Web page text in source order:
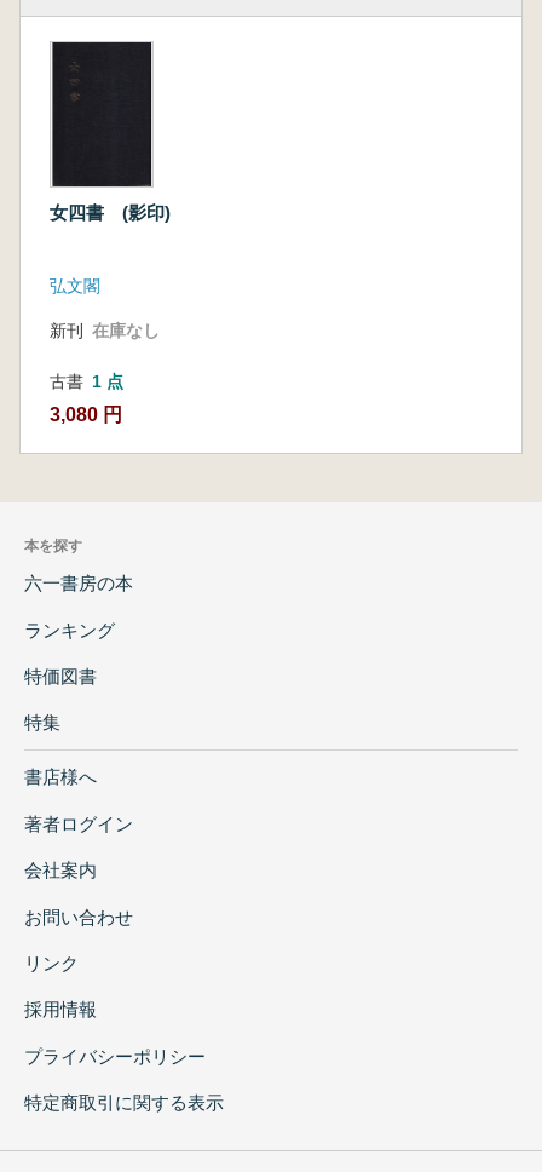
女四書 (影印)
弘文閣
新刊 在庫なし
古書 1 点
3,080 円
本を探す
六一書房の本
ランキング
特価図書
特集
書店様へ
著者ログイン
会社案内
お問い合わせ
リンク
採用情報
プライバシーポリシー
特定商取引に関する表示